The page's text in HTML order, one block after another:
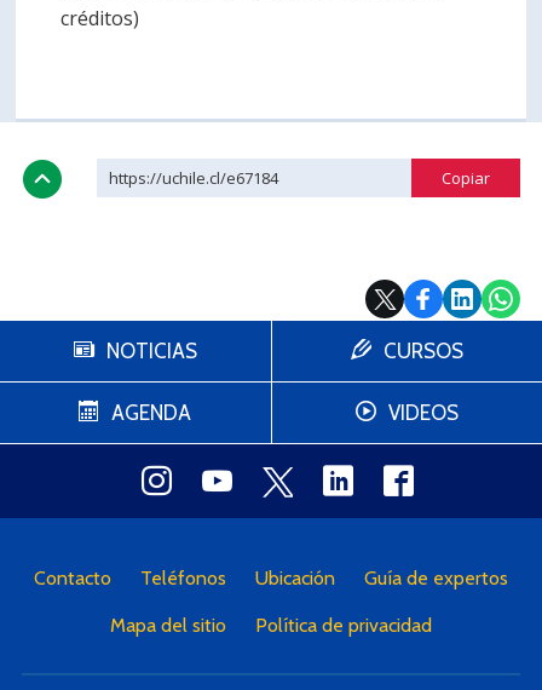
créditos)
https://uchile.cl/e67184
NOTICIAS
AGENDA
CURSOS
VIDEOS
Contacto Teléfonos Ubicación Guía de expertos
Mapa del sitio Política de privacidad